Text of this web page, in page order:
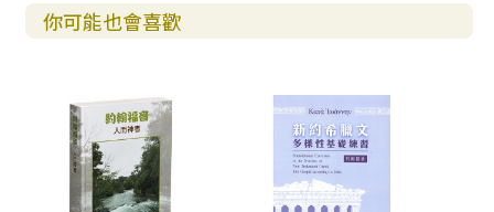
你可能也會喜歡